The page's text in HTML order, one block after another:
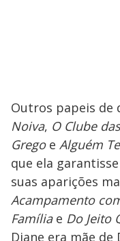
Outros papeis de
Noiva, O Clube
Gregoe Alguém
que ela
suas aparições
Acampamento
Famíliae Do Jeito
Diane era mãe de